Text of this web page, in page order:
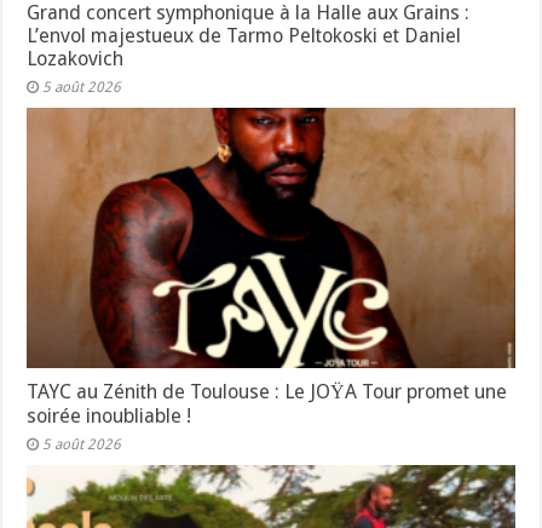
Grand concert symphonique à la Halle aux Grains :
L’envol majestueux de Tarmo Peltokoski et Daniel
Lozakovich
5 août 2026
TAYC au Zénith de Toulouse : Le JOŸA Tour promet une
soirée inoubliable !
5 août 2026